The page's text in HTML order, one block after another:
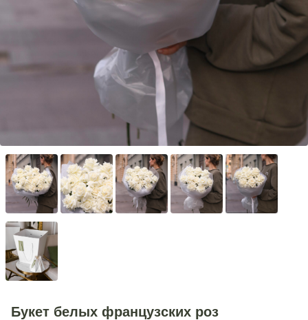
Букет белых французских роз